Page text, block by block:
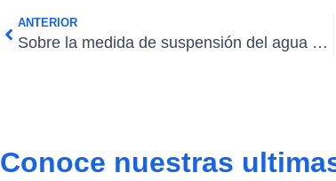
ANTERIOR
Sobre la medida de suspensión del agua caliente por deuda de gastos comunes
Conoce nuestras